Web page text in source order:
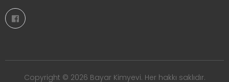
Copyright © 2026 Bayar Kimyevi. Her hakkı saklıdır.